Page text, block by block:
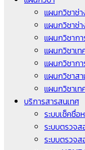
แผนกวิชาช่
แผนกวิชาช่
แผนกวิชาก
แผนกวิชาเ
แผนกวิชาก
แผนกวิชา
แผนกวิชาเ
บริการสารสนเทศ
ระบบเช็คชื่อ
ระบบตรวจ
ระบบตรวจ